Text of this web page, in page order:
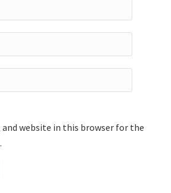
and website in this browser for the